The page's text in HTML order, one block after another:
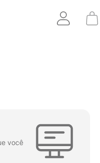
você